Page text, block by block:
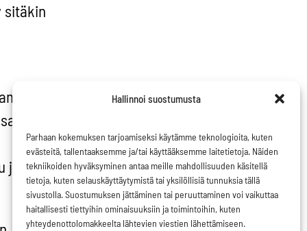
Hallinnoi suostumusta
Parhaan kokemuksen tarjoamiseksi käytämme teknologioita, kuten
evästeitä, tallentaaksemme ja/tai käyttääksemme laitetietoja. Näiden
tekniikoiden hyväksyminen antaa meille mahdollisuuden käsitellä
tietoja, kuten selauskäyttäytymistä tai yksilöllisiä tunnuksia tällä
sivustolla. Suostumuksen jättäminen tai peruuttaminen voi vaikuttaa
haitallisesti tiettyihin ominaisuuksiin ja toimintoihin, kuten
yhteydenottolomakkeelta lähtevien viestien lähettämiseen.
sitäkin
johtaisi